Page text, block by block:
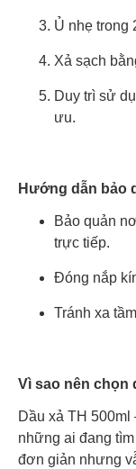
Ủ nhẹ trong
Xả sạch
Duy trì sử
ưu.
Hướng dẫn bảo
Bảo quản
trực tiếp.
Đóng nắp
Tránh xa
Vì sao nên chọn
Dầu xả TH
những ai đang
đơn giản nhưng